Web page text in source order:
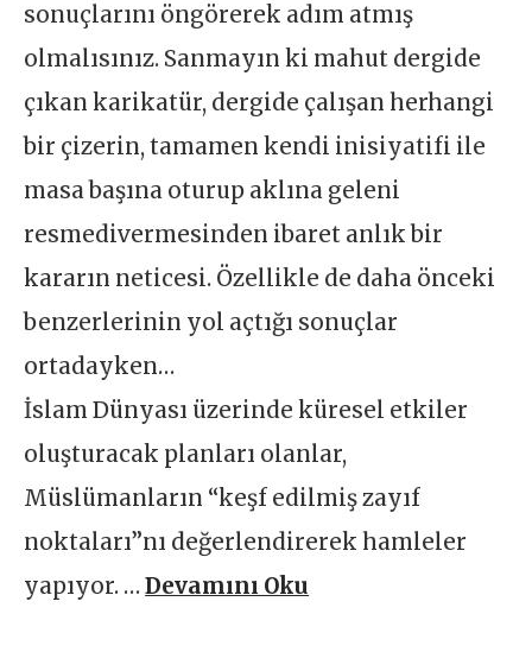
sonuçlarını öngörerek adım atmış
olmalısınız. Sanmayın ki mahut dergide
çıkan karikatür, dergide çalışan herhangi
bir çizerin, tamamen kendi inisiyatifi ile
masa başına oturup aklına geleni
resmedivermesinden ibaret anlık bir
kararın neticesi. Özellikle de daha önceki
benzerlerinin yol açtığı sonuçlar
ortadayken…
İslam Dünyası üzerinde küresel etkiler
oluşturacak planları olanlar,
Müslümanların “keşf edilmiş zayıf
noktaları”nı değerlendirerek hamleler
yapıyor. …Devamını Oku